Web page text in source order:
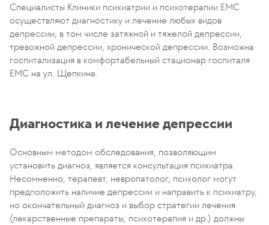
Специалисты Клиники психиатрии и психотерапии ЕМС
осуществляют диагностику и лечение любых видов
депрессии, в том числе затяжной и тяжелой депрессии,
тревожной депрессии, хронической депрессии. Возможна
госпитализация в комфортабельный стационар госпиталя
ЕМС на ул. Щепкина.
Диагностика и лечение депрессии
Основным методом обследования, позволяющим
установить диагноз, является консультация психиатра.
Несомненно, терапевт, невропатолог, психолог могут
предположить наличие депрессии и направить к психиатру,
но окончательный диагноз и выбор стратегии лечения
(лекарственные препараты, психотерапия и др.) должны